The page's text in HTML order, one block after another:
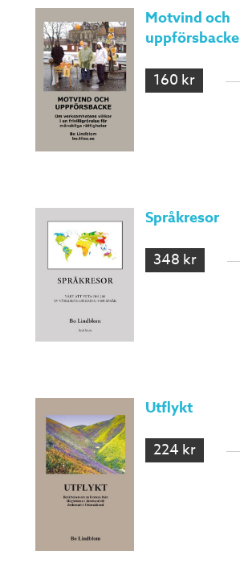
Motvind och
uppförsbacke
160 kr
Språkresor
348 kr
Utflykt
224 kr